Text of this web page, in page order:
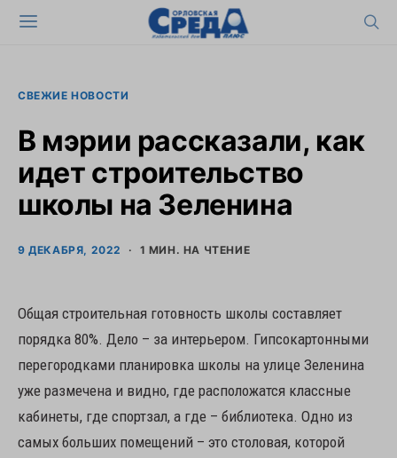
СВЕЖИЕ НОВОСТИ
В мэрии рассказали, как
идет строительство
школы на Зеленина
9 ДЕКАБРЯ, 2022 1 МИН. НА ЧТЕНИЕ
Общая строительная готовность школы составляет
порядка 80%. Дело – за интерьером. Гипсокартонными
перегородками планировка школы на улице Зеленина
уже размечена и видно, где расположатся классные
кабинеты, где спортзал, а где – библиотека. Одно из
самых больших помещений – это столовая, которой